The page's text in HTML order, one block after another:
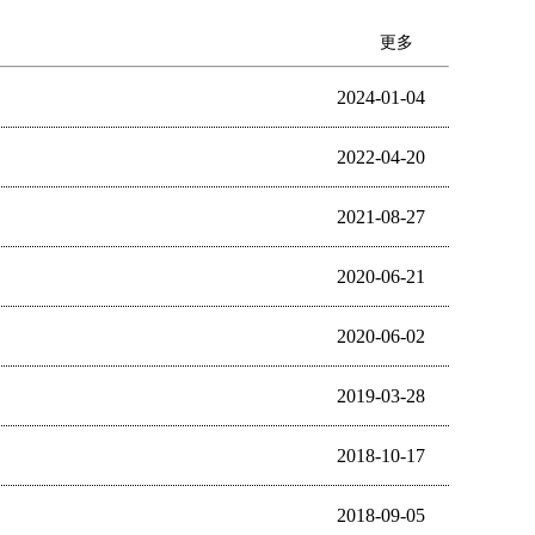
更多
2024-01-04
2022-04-20
2021-08-27
2020-06-21
2020-06-02
2019-03-28
2018-10-17
2018-09-05